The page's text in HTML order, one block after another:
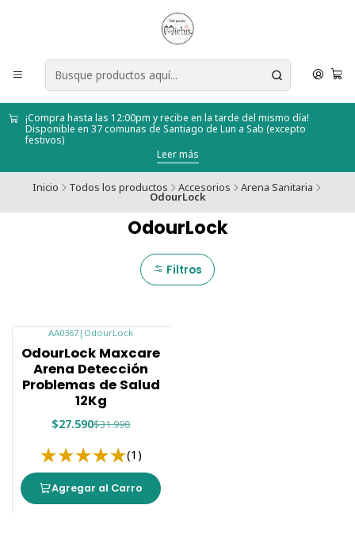
¡Compra hasta las 12:00pm y recibe en la tarde del mismo día!
Disponible en 37 comunas de Santiago de Lun a Sab (excepto
festivos)
Leer más
Inicio Todos los productos Accesorios Arena Sanitaria
OdourLock
OdourLock
Filtros
AA0367 | OdourLock
OdourLock Maxcare
Arena Detección
Problemas de Salud
12Kg
$27.590$31.990
(1)
Agregar al Carro